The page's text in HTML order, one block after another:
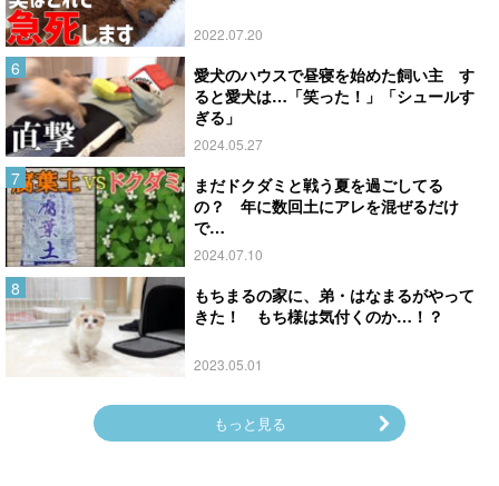
2022.07.20
愛犬のハウスで昼寝を始めた飼い主 す
ると愛犬は…「笑った！」「シュールす
ぎる」
2024.05.27
まだドクダミと戦う夏を過ごしてる
の？ 年に数回土にアレを混ぜるだけ
で…
2024.07.10
もちまるの家に、弟・はなまるがやって
きた！ もち様は気付くのか…！？
2023.05.01
もっと見る